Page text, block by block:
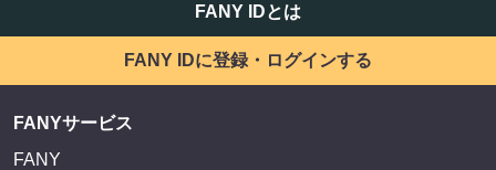
FANY IDとは
FANY IDに登録・ログインする
FANYサービス
FANY